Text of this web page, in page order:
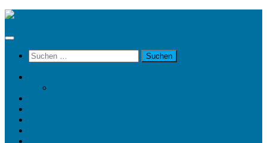
Unter
Inhalt
Suchen
nach: